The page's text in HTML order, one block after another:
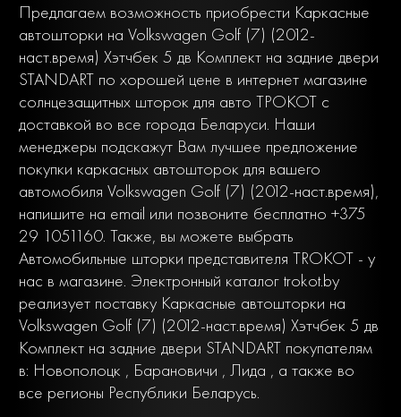
Предлагаем возможность приобрести Каркасные
автошторки на Volkswagen Golf (7) (2012-
наст.время) Хэтчбек 5 дв Комплект на задние двери
STANDART по хорошей цене в интернет магазине
солнцезащитных шторок для авто ТРОКОТ с
доставкой во все города Беларуси. Наши
менеджеры подскажут Вам лучшее предложение
покупки каркасных автошторок для вашего
автомобиля Volkswagen Golf (7) (2012-наст.время),
напишите на email или позвоните бесплатно +375
29 1051160. Также, вы можете выбрать
Автомобильные шторки представителя TROKOT - у
нас в магазине. Электронный каталог trokot.by
реализует поставку Каркасные автошторки на
Volkswagen Golf (7) (2012-наст.время) Хэтчбек 5 дв
Комплект на задние двери STANDART покупателям
в: Новополоцк , Барановичи , Лида , а также во
все регионы Республики Беларусь.